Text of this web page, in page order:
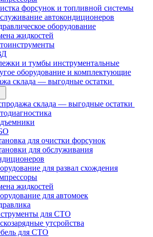
форсунок и топливной системы
автокондиционеров
оборудование
жидкостей
и тумбы инструментальные
оборудование и комплектующие
склада — выгодные остатки
склада — выгодные остатки
для очистки форсунок
для обслуживания
для развал схождения
жидкостей
для автомоек
для СТО
утсройства
для СТО